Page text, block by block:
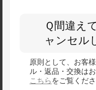
Ｑ間違え
ャンセル
原則として、お客
ル・返品・交換は
こちら をご覧くださ